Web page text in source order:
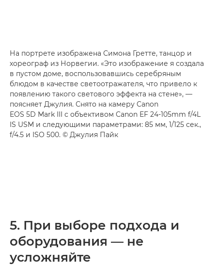
На портрете изображена Симона Гретте, танцор и
хореограф из Норвегии. «Это изображение я создала
в пустом доме, воспользовавшись серебряным
блюдом в качестве светоотражателя, что привело к
появлению такого светового эффекта на стене», —
поясняет Джулия. Снято на камеру Canon
EOS 5D Mark III с объективом Canon EF 24-105mm f/4L
IS USM и следующими параметрами: 85 мм, 1/125 сек.,
f/4.5 и ISO 500. © Джулия Пайк
5. При выборе подхода и
оборудования — не
усложняйте